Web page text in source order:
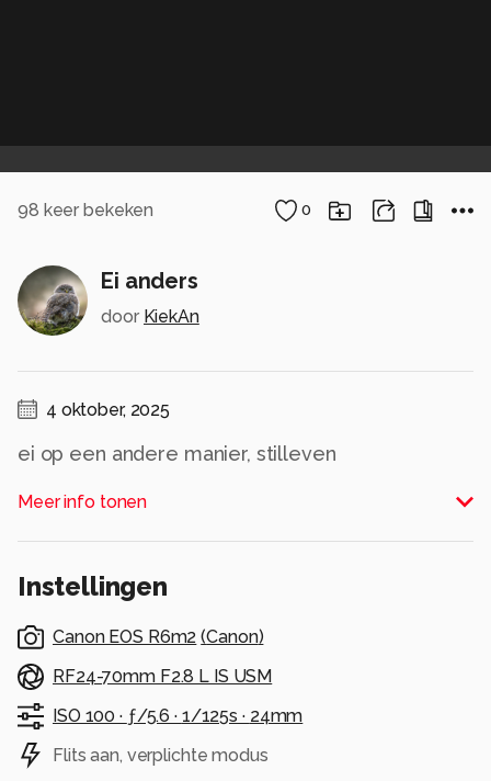
98 keer bekeken 0
Ei anders
door KiekAn
4 oktober, 2025
ei op een andere manier, stilleven
Alle rechten voorbehouden
Meer info tonen
Instellingen
Canon EOS R6m2 (Canon)
RF24-70mm F2.8 L IS USM
ISO 100 · ƒ/5.6 · 1/125s · 24mm
Flits aan, verplichte modus